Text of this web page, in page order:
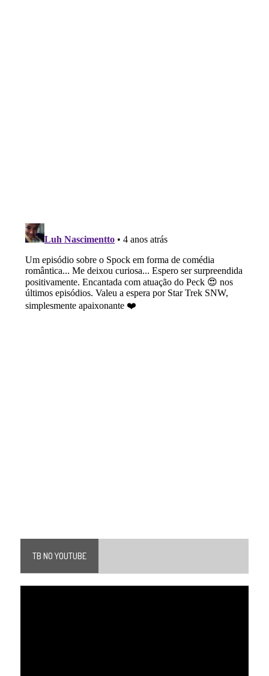
TB NO YOUTUBE